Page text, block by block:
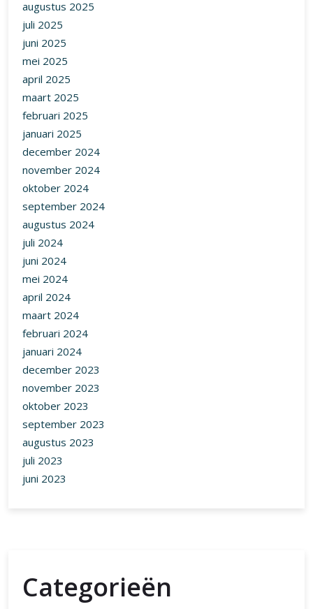
april 2025
maart 2025
februari 2025
januari 2025
december 2024
november 2024
oktober 2024
september 2024
augustus 2024
juli 2024
juni 2024
mei 2024
april 2024
maart 2024
februari 2024
januari 2024
december 2023
november 2023
oktober 2023
september 2023
augustus 2023
juli 2023
juni 2023
10 euro
100 euro